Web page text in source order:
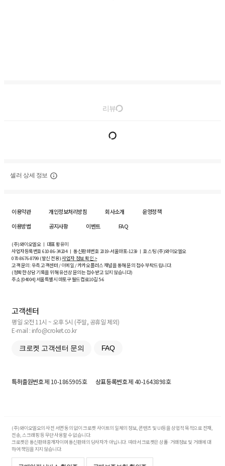
리뷰
셀러 상세 정보
이용약관 개인정보처리방침 회사소개
운영정책
이용방법
공지사항 이벤트 FAQ
(주)와이오엘오 ㅣ 대표 황유미
사업자등록번호610-86-34204ㅣ 통신판매번호 2019-서울마포-1239 ㅣ 호스팅 (주)와이오엘오
070-8676-8799 (발신 전용)사업자 정보 확인 >
고객 문의: 우측 고객센터 / 이메일 / 카카오플러스 채널을 통해 문의 접수 부탁드립니다.
(정확한 상담 기록을 위해 유선상 문의는 접수받고 있지 않습니다)
주소 [04004] 서울특별시 마포구 월드컵로10길5-6
고객센터
평일 오전 11시 ~ 오후 5시 (주말, 공휴일 제외)
E-mail : info@croket.co.kr
크로켓 고객센터 문의 FAQ
특허출원번호제 10-1865905호 상표등록번호제 40-1643898호
(주)와이오엘오의 사전 서면 동의 없이 크로켓 사이트의 일체의 정보, 콘텐츠 및 UI등을 상업적 목적으로 전재,
전송, 스크래핑 등 무단 사용할 수 없습니다.
크로켓은 통신판매중개자이며 통신판매의 당사자가 아닙니다. 따라서 크로켓은 상품·거래정보 및 거래에 대
하여 책임을 지지 않습니다.